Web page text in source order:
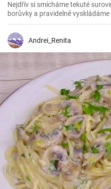
Nejdřív si smícháme tekuté
borůvky a pravidelně
stupních 25 minut.
Andrei_Renita